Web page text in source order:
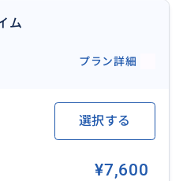
着時間が前後する場合が
場合がございます。
記スポットへ変更可能です
知られる秘境。森の静寂
ム
プラン詳細
選択する
¥7,600